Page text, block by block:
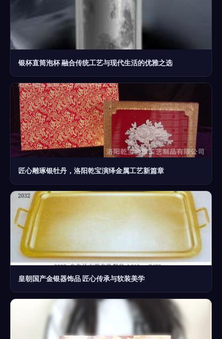
银杯直筒泡杯 融合传统工艺与现代生活的优雅之选
匠心雕琢银牡丹，洛阳乾宝演绎金属工艺新篇章
皇朝国产金银器饰品 匠心传承与软装美学